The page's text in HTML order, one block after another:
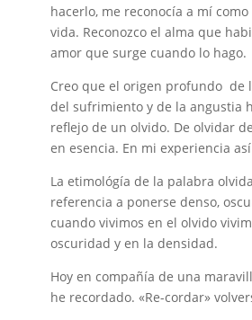
hacerlo, me reconocía a mí
vida. Reconozco el alma que
amor que surge cuando lo hago.
Creo que el origen profundo de
del sufrimiento y de la angustia
reflejo de un olvido. De olvidar
en esencia. En mi experiencia
La etimológía de la palabra
referencia a ponerse denso,
cuando vivimos en el olvido
oscuridad y en la densidad.
Hoy en compañía de una
he recordado. «Re-cordar»